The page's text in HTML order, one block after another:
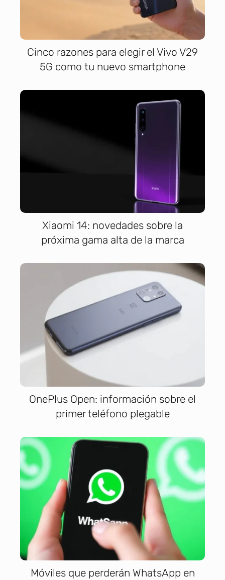
Cinco razones para elegir el Vivo V29
5G como tu nuevo smartphone
Xiaomi 14: novedades sobre la
próxima gama alta de la marca
OnePlus Open: información sobre el
primer teléfono plegable
Móviles que perderán WhatsApp en